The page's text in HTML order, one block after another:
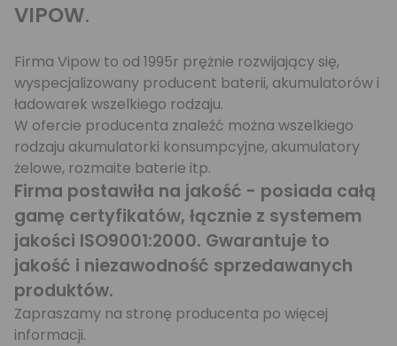
VIPOW.
Firma Vipow to od 1995r prężnie rozwijający się,
wyspecjalizowany producent baterii, akumulatorów i
ładowarek wszelkiego rodzaju.
W ofercie producenta znaleźć można wszelkiego
rodzaju akumulatorki konsumpcyjne, akumulatory
żelowe, rozmaite baterie itp.
Firma postawiła na jakość - posiada całą
gamę certyfikatów, łącznie z systemem
jakości ISO9001:2000. Gwarantuje to
jakość i niezawodność sprzedawanych
produktów.
Zapraszamy na stronę producenta po więcej
informacji.